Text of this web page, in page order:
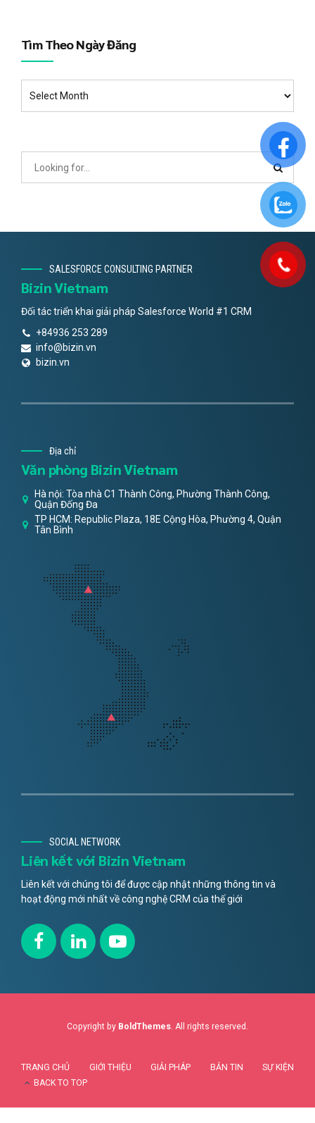
Tìm Theo Ngày Đăng
SALESFORCE CONSULTING PARTNER
Bizin Vietnam
Đối tác triển khai giải pháp Salesforce World #1 CRM
+84936 253 289
info@bizin.vn
bizin.vn
Địa chỉ
Văn phòng Bizin Vietnam
Hà nội: Tòa nhà C1 Thành Công, Phường Thành Công,
Quận Đống Đa
TP HCM: Republic Plaza, 18E Cộng Hòa, Phường 4, Quận
Tân Bình
SOCIAL NETWORK
Liên kết với Bizin Vietnam
Liên kết với chúng tôi để được cập nhật những thông tin và
hoạt động mới nhất về công nghệ CRM của thế giới
Copyright by BoldThemes. All rights reserved.
TRANG CHỦ GIỚI THIỆU GIẢI PHÁP BẢN TIN
SỰ KIỆN
BACK TO TOP